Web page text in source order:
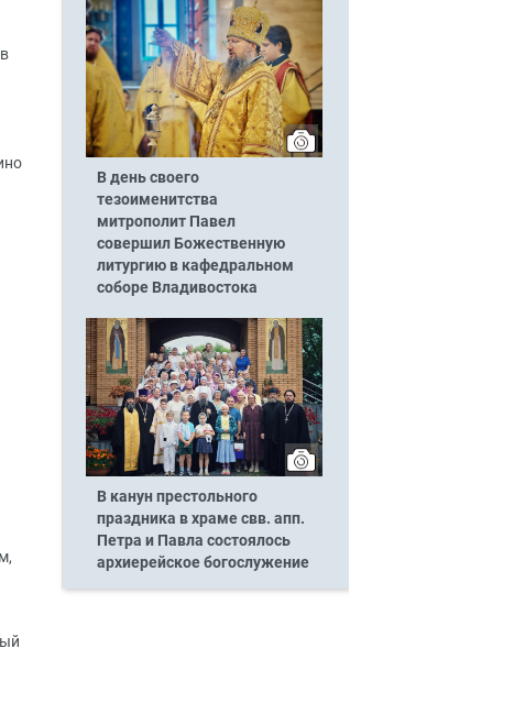
В день своего
тезоименитства
митрополит Павел
совершил Божественную
литургию в кафедральном
соборе Владивостока
В канун престольного
праздника в храме свв. апп.
Петра и Павла состоялось
архиерейское богослужение